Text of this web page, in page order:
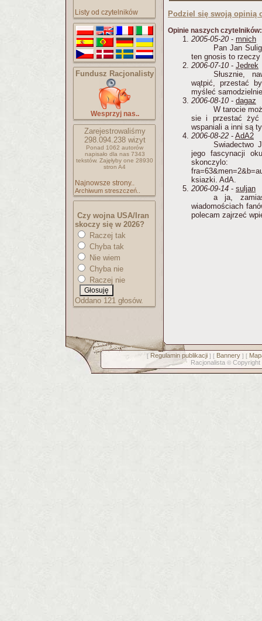
Listy od czytelników
Fundusz Racjonalisty
Wesprzyj nas..
Zarejestrowaliśmy
298.094.238wizyt
Ponad 1062 autorów
napisało dla nas 7343
tekstów. Zajęłyby one 28930
stron A4
Najnowsze strony..
Archiwum streszczeń..
Czy wojna USA/Iran
skoczy się w 2026?
Raczej tak
Chyba tak
Nie wiem
Chyba nie
Raczej nie
Oddano 121 głosów.
Podziel się swoją opinią
Opinie naszych czytelników:
2005-05-20 - mnich
Pan Jan
ten gnosis to rzeczy
2006-07-10 - Jędrek
Słusznie,
wątpić, przestać
myśleć
2006-08-10 - dagaz
W tarocie
sie i przestać żyć
wspaniali a inni są
2006-08-22 - AdA2
Swiadectwo
jego fascynacji
skonczylo:
ksiazki. AdA.
2006-09-14 - suljan
a ja,
wiadomościach
polecam zajrzeć
[ Regulamin publikacji] [ Bannery] [
Racjonalista © Copyright